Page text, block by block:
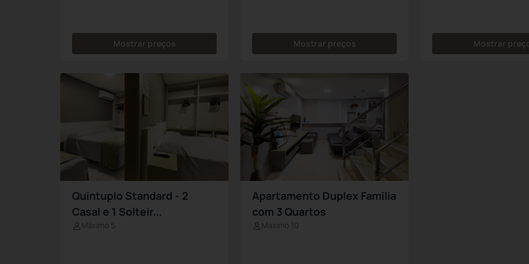
Mostrar preços Mostrar preços Mostrar
Quíntuplo Standard - 2
Casal e 1 Solteir...
Máximo 5
Apartamento Duplex Família
com 3 Quartos
Máximo 10